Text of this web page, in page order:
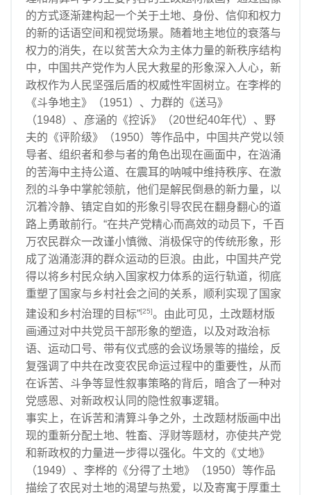
的方式逐渐建构起一个关于土地、身份、信仰和权力
的新的话语空间和视觉场景。随着地主地位的衰落与
权力的消失，在以贫苦大众为主体力量的新秩序结构
中，中国共产党作为人民大救星的形象深入人心，新
政权作为人民坚强后盾的权威性牢固树立。在李桦的
《斗争地主》（1951）、力群的《送马》
（1948）、彦涵的《控诉》（20世纪40年代）、野
夫的《评阶级》（1950）等作品中，中国共产党以领
导者、组织者和参与者的角色出现在画面中，在汹涌
的苦海中主持公道、在震耳的呐喊中维持秩序、在激
烈的斗争中掌舵领航，他们是解民倒悬的新力量，以
沉着冷静、镇定自如的形象引导农民在翻身翻心的道
路上勇敢前行。“在共产党精心而高效的动员下，千百
万农民群众一改谨小慎微、消极保守的传统形象，形
成了汹涌澎湃的群众运动的巨浪。由此，中国共产党
得以将乡村民众纳入国家权力体系的运行轨道，彻底
重塑了国家与乡村社会之间的关系，顺利实现了国家
建设和乡村治理的目标”[25]。由此可见，土改题材版
画通过对中共党员干部形象的塑造，以及对政治标
语、运动口号、带有仪式感的会议场景等的描绘，反
复强调了中共在改变农民命运过程中的重要性，从而
在诉苦、斗争等显性叙事策略的背后，暗含了一种对
党感恩、对新政权认同的隐性叙事逻辑。
事实上，在诉苦和清算斗争之外，土改题材版画中出
现的重新分配土地、牲畜、浮财等题材，亦使共产党
和新政权的力量进一步得以强化。牛文的《丈地》
（1949）、李桦的《分得了土地》（1950）等作品
描绘了农民对土地的渴望与热爱，以及寄寓于厚重土